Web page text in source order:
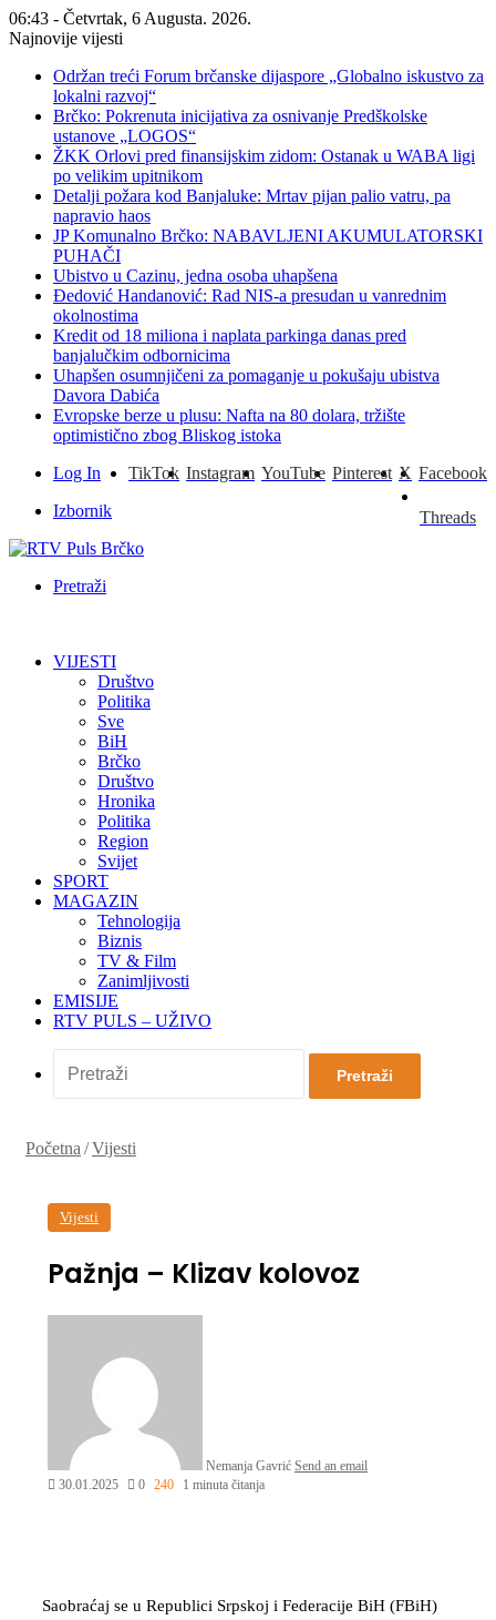
06:43 - Četvrtak, 6 Augusta. 2026.
Najnovije vijesti
Održan treći Forum brčanske dijaspore „Globalno iskustvo za
lokalni razvoj“
Brčko: Pokrenuta inicijativa za osnivanje Predškolske
ustanove „LOGOS“
ŽKK Orlovi pred finansijskim zidom: Ostanak u WABA ligi
po velikim upitnikom
Detalji požara kod Banjaluke: Mrtav pijan palio vatru, pa
napravio haos
JP Komunalno Brčko: NABAVLJENI AKUMULATORSKI
PUHAČI
Ubistvo u Cazinu, jedna osoba uhapšena
Đedović Handanović: Rad NIS-a presudan u vanrednim
okolnostima
Kredit od 18 miliona i naplata parkinga danas pred
banjalučkim odbornicima
Uhapšen osumnjičeni za pomaganje u pokušaju ubistva
Davora Dabića
Evropske berze u plusu: Nafta na 80 dolara, tržište
optimistično zbog Bliskog istoka
Facebook
X
Pinterest
YouTube
Instagram
TikTok
Threads
Log In
Izbornik
Pretraži
VIJESTI
Društvo
Politika
Sve
BiH
Brčko
Društvo
Hronika
Politika
Region
Svijet
SPORT
MAGAZIN
Tehnologija
Biznis
TV & Film
Zanimljivosti
EMISIJE
RTV PULS – UŽIVO
Pretraži
Početna /Vijesti
Vijesti
Pažnja – Klizav kolovoz
Nemanja Gavrić Send an email
30.01.2025
0 240 1 minuta čitanja
Saobraćaj se u Republici Srpskoj i Federacije BiH (FBiH)